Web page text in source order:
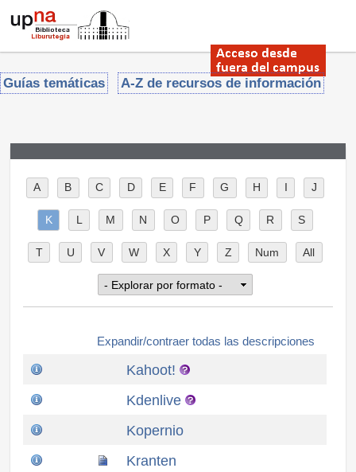
Guías temáticas A-Z de recursos de información
A B C D E F G H I J
K L M N O P Q R S
T U V W X Y Z Num All
Expandir/contraer todas las descripciones
Kahoot!
Kdenlive
Kopernio
Kranten